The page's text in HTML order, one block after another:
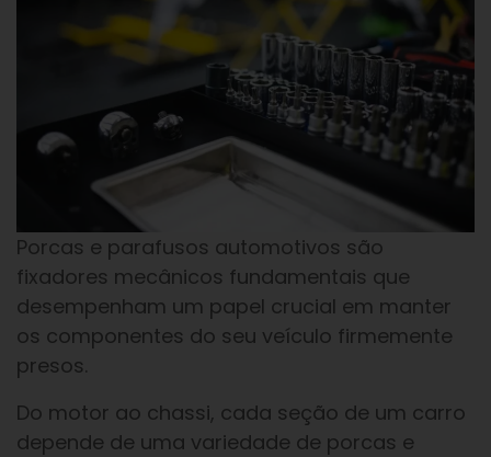
Porcas e parafusos automotivos são
fixadores mecânicos fundamentais que
desempenham um papel crucial em manter
os componentes do seu veículo firmemente
presos.
Do motor ao chassi, cada seção de um carro
depende de uma variedade de porcas e